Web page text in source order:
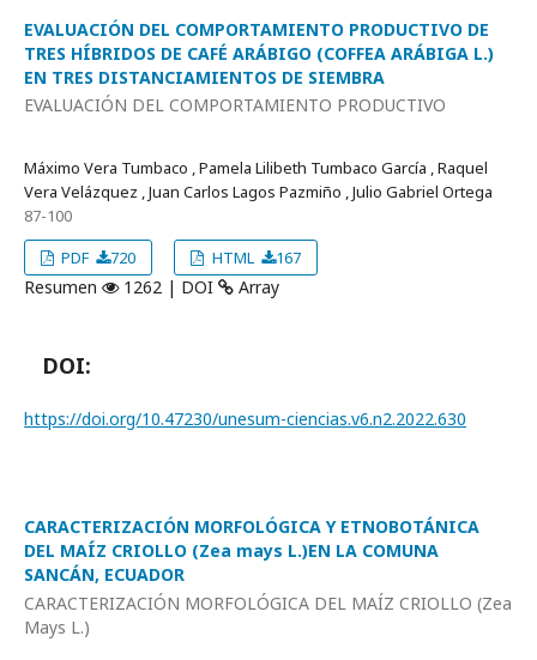
EVALUACIÓN DEL COMPORTAMIENTO PRODUCTIVO DE
TRES HÍBRIDOS DE CAFÉ ARÁBIGO (COFFEA ARÁBIGA L.)
EN TRES DISTANCIAMIENTOS DE SIEMBRA
EVALUACIÓN DEL COMPORTAMIENTO PRODUCTIVO
Máximo Vera Tumbaco , Pamela Lilibeth Tumbaco García , Raquel
Vera Velázquez , Juan Carlos Lagos Pazmiño , Julio Gabriel Ortega
87-100
PDF
720 HTML 167
Resumen 1262 | DOI Array
DOI:
https://doi.org/10.47230/unesum-ciencias.v6.n2.2022.630
CARACTERIZACIÓN MORFOLÓGICA Y ETNOBOTÁNICA
DEL MAÍZ CRIOLLO (Zea mays L.)EN LA COMUNA
SANCÁN, ECUADOR
CARACTERIZACIÓN MORFOLÓGICA DEL MAÍZ CRIOLLO (Zea
Mays L.)